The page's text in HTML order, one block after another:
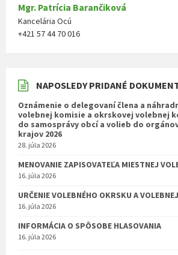
Mgr. Patrícia Barančiková
Kancelária Ocú
+421 57 44 70 016
NAPOSLEDY PRIDANÉ
Oznámenie o delegovaní člena a
volebnej komisie a okrskovej volebnej
do samosprávy obcí a volieb do
krajov 2026
28. júla 2026
MENOVANIE ZAPISOVATEĽA MIESTNEJ
16. júla 2026
URČENIE VOLEBNÉHO OKRSKU A
16. júla 2026
INFORMÁCIA O SPÔSOBE HLASOVANIA
16. júla 2026